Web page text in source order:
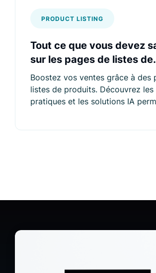
PRODUCT LISTING
Tout ce que vous devez
sur les pages de listes de
produits
Boostez vos ventes grâce à des
listes de produits. Découvrez les
pratiques et les solutions IA